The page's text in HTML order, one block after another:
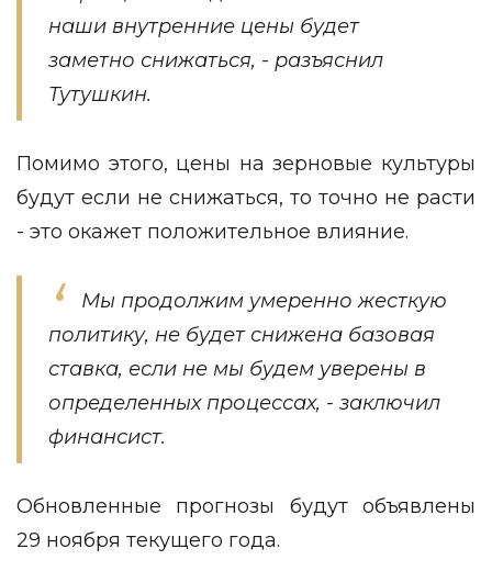
наши внутренние цены будет
заметно снижаться, - разъяснил
Тутушкин.
Помимо этого, цены на зерновые культуры
будут если не снижаться, то точно не расти
- это окажет положительное влияние.
Мы продолжим умеренно жесткую
политику, не будет снижена базовая
ставка, если не мы будем уверены в
определенных процессах, - заключил
финансист.
Обновленные прогнозы будут объявлены
29 ноября текущего года.